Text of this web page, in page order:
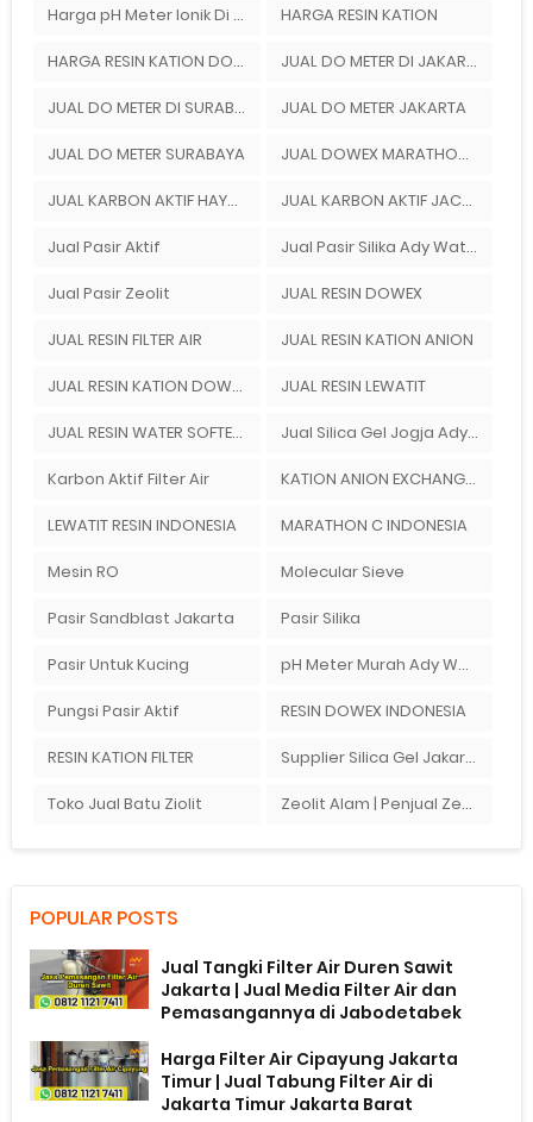
Harga pH Meter Ionik Di Bandung HARGA RESIN KATION
HARGA RESIN KATION DOWEX JUAL DO METER DI JAKARTA
JUAL DO METER DI SURABAYA JUAL DO METER JAKARTA
JUAL DO METER SURABAYA JUAL DOWEX MARATHON C
JUAL KARBON AKTIF HAYCARB JUAL KARBON AKTIF JACOBI AQUASORB 6100
Jual Pasir Aktif Jual Pasir Silika Ady Water Bandung
Jual Pasir Zeolit JUAL RESIN DOWEX
JUAL RESIN FILTER AIR JUAL RESIN KATION ANION
JUAL RESIN KATION DOWEX JUAL RESIN LEWATIT
JUAL RESIN WATER SOFTENER Jual Silica Gel Jogja Ady Gas Bandung
Karbon Aktif Filter Air KATION ANION EXCHANGER
LEWATIT RESIN INDONESIA MARATHON C INDONESIA
Mesin RO Molecular Sieve
Pasir Sandblast Jakarta Pasir Silika
Pasir Untuk Kucing pH Meter Murah Ady Water Merek Hanna Instrument
Pungsi Pasir Aktif RESIN DOWEX INDONESIA
RESIN KATION FILTER Supplier Silica Gel Jakarta
Toko Jual Batu Ziolit Zeolit Alam | Penjual Zeolit Di Bandung
POPULAR POSTS
Jual Tangki Filter Air Duren Sawit
Jakarta | Jual Media Filter Air dan
Pemasangannya di Jabodetabek
Harga Filter Air Cipayung Jakarta
Timur | Jual Tabung Filter Air di
Jakarta Timur Jakarta Barat